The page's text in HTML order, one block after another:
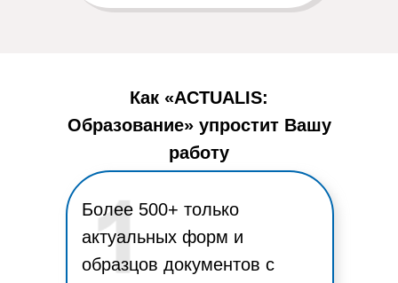
Более 500+ только
актуальных форм и
образцов документов с
Как «ACTUALIS:
Образование» упростит Вашу
работу